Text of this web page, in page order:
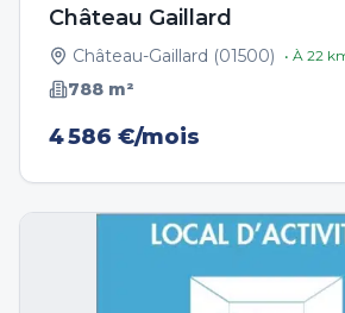
Château Gaillard
Château-Gaillard (01500) • À 22
788 m²
4 586 €/mois